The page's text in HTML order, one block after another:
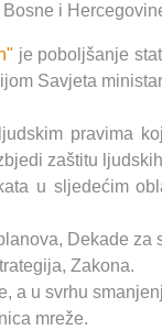
i
je poboljšanje
Savjeta
pravima
zaštitu
u sljedećim
Dekade za
Zakona.
a u svrhu
mreže.